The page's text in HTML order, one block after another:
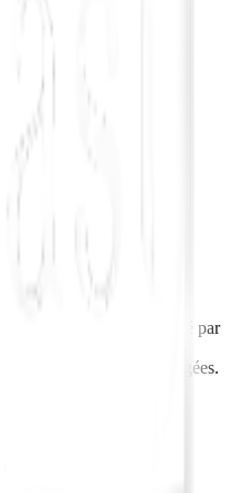
acceptez d'être contacté par
respectons votre
sécurité et jamais partagées.